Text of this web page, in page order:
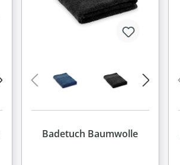
Badetuch Baumwolle